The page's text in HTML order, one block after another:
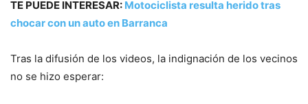
TE PUEDE INTERESAR: Motociclista resulta herido tras
chocar con un auto en Barranca
Tras la difusión de los videos, la indignación de los vecinos
no se hizo esperar: